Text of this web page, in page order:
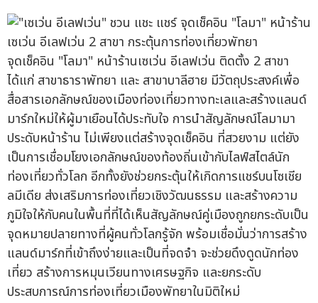
จุดเช็คอิน "โลมา" หน้าร้านเซเว่น อีเลฟเว่น ติดตั้ง 2 สาขา
ได้แก่ สาขาธาราพัทยา และ สาขาบาลีฮาย มีวัตถุประสงค์เพื่อ
สื่อสารเอกลักษณ์ของเมืองท่องเที่ยวทางทะเลและสร้างแลนด์
มาร์กใหม่ให้ผู้มาเยือนได้ประทับใจ การนำสัญลักษณ์โลมามา
ประดับหน้าร้าน ไม่เพียงแต่สร้างจุดเช็คอิน ที่สวยงาม แต่ยัง
เป็นการเชื่อมโยงเอกลักษณ์ของท้องถิ่นเข้ากับไลฟ์สไตล์นัก
ท่องเที่ยวทั่วโลก อีกทั้งยังช่วยกระตุ้นให้เกิดการแชร์บนโซเชีย
ลมีเดีย ส่งเสริมการท่องเที่ยวเชิงวัฒนธรรม และสร้างความ
ภูมิใจให้กับคนในพื้นที่ที่ได้เห็นสัญลักษณ์คู่เมืองถูกยกระดับเป็น
จุดหมายปลายทางที่ผู้คนทั่วโลกรู้จัก พร้อมเชื่อมั่นว่าการสร้าง
แลนด์มาร์กที่เข้าถึงง่ายและเป็นที่จดจำ จะช่วยดึงดูดนักท่อง
เที่ยว สร้างการหมุนเวียนทางเศรษฐกิจ และยกระดับ
ประสบการณ์การท่องเที่ยวเมืองพัทยาในมิติใหม่